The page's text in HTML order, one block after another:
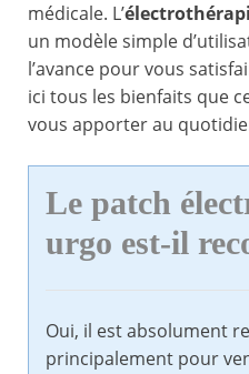
médicale. L’
un modèle simple
l’avance pour vous
ici tous les bienfaits que
vous apporter au
Le patch
urgo est-il
Oui, il est absolument
principalement pour